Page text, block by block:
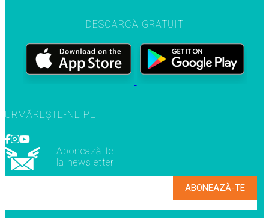
DESCARCĂ GRATUIT
URMĂREȘTE-NE PE
Abonează-te
la newsletter